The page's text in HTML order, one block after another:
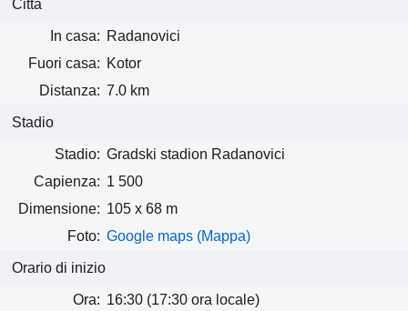
Città
In casa: Radanovici
Fuori casa: Kotor
Distanza: 7.0 km
Stadio
Stadio: Gradski stadion Radanovici
Capienza: 1 500
Dimensione: 105 x 68 m
Foto: Google maps (Mappa)
Orario di inizio
Ora: 16:30 (17:30 ora locale)